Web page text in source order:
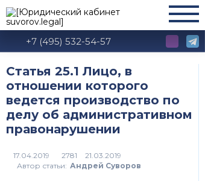
+7 (495) 532-54-57
Статья 25.1 Лицо, в
отношении которого
ведется производство по
делу об административном
правонарушении
2781
Автор статьи: Андрей Суворов